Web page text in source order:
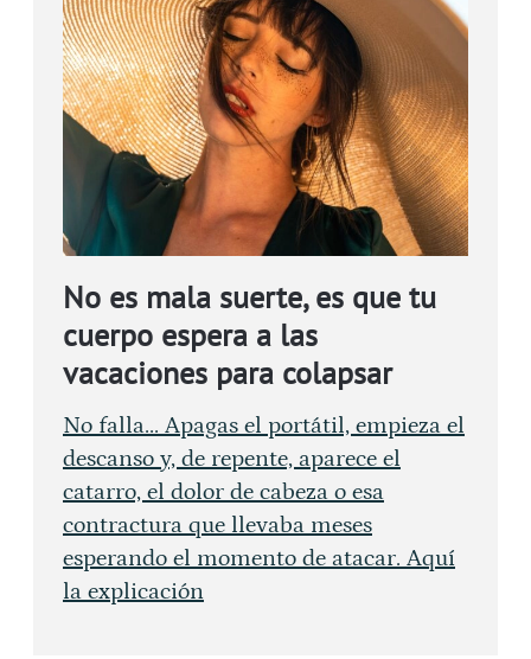
No es mala suerte, es que tu
cuerpo espera a las
vacaciones para colapsar
No falla... Apagas el portátil, empieza el
descanso y, de repente, aparece el
catarro, el dolor de cabeza o esa
contractura que llevaba meses
esperando el momento de atacar. Aquí
la explicación